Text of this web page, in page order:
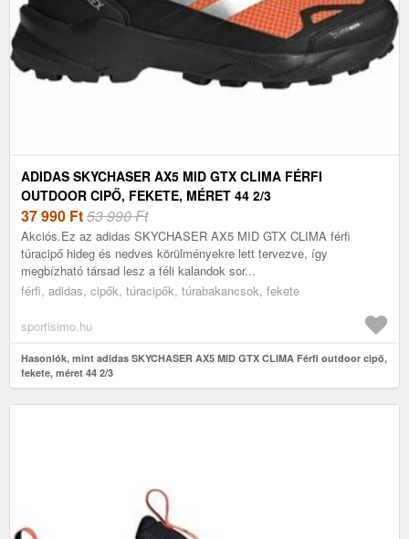
ADIDAS SKYCHASER AX5 MID GTX CLIMA FÉRFI
OUTDOOR CIPŐ, FEKETE, MÉRET 44 2/3
37 990 Ft53 990 Ft
Akciós.Ez az adidas SKYCHASER AX5 MID GTX CLIMA férfi
túracipő hideg és nedves körülményekre lett tervezve, így
megbízható társad lesz a téli kalandok sor...
férfi, adidas, cipők, túracipők, túrabakancsok, fekete
sportisimo.hu
Hasonlók, mint adidas SKYCHASER AX5 MID GTX CLIMA Férfi outdoor cipő,
fekete, méret 44 2/3